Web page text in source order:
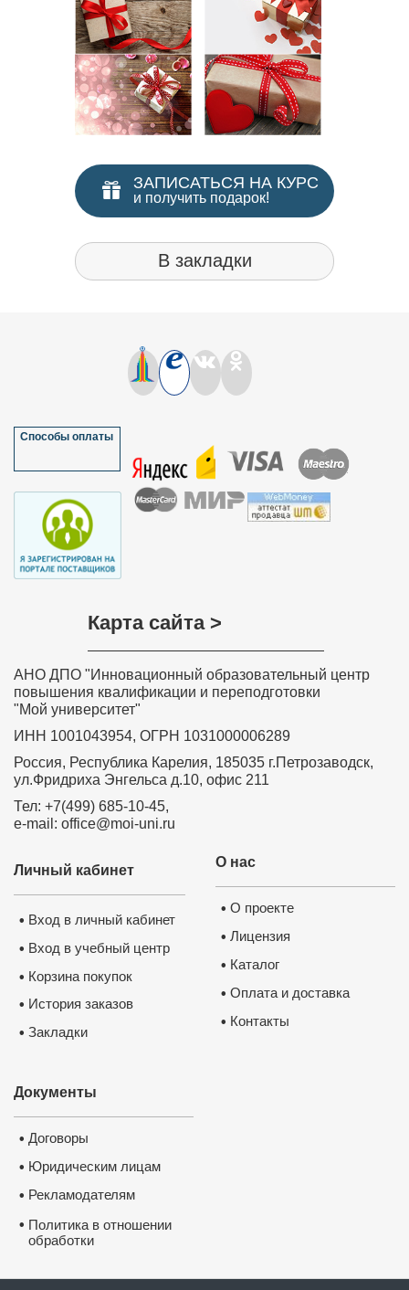
ЗАПИСАТЬСЯ НА КУРС
и получить подарок!
В закладки
Способы оплаты
Карта сайта >
АНО ДПО "Инновационный образовательный центр
повышения квалификации и переподготовки
"Мой университет"
ИНН 1001043954, ОГРН 1031000006289
Россия, Республика Карелия, 185035 г.Петрозаводск,
ул.Фридриха Энгельса д.10, офис 211
Тел: +7(499) 685-10-45,
e-mail: office@moi-uni.ru
О нас
• О проекте
• Лицензия
• Каталог
• Оплата и доставка
• Контакты
Личный кабинет
• Вход в личный кабинет
• Вход в учебный центр
• Корзина покупок
• История заказов
• Закладки
Документы
• Договоры
• Юридическим лицам
• Рекламодателям
• Политика в отношении
обработки